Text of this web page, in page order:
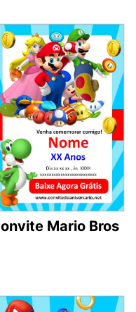
Mario Bros